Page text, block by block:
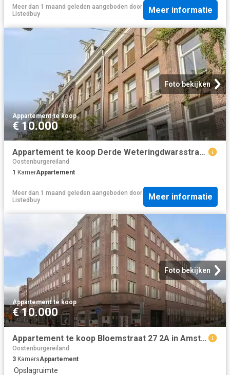
Meer dan 1 maand geleden aangeboden door
Listedbuy
Meer informatie
Foto bekijken
Appartement·te koop
€ 10.000
Appartement te koop Derde Weteringdwarsstraat 10 B in Amsterda.
Oostenburgereiland
1 KamerAppartement
Meer dan 1 maand geleden aangeboden door
Listedbuy
Meer informatie
Foto bekijken
Appartement·te koop
€ 10.000
Appartement te koop Bloemstraat 27 2A in Amsterdam voor € 690.
Oostenburgereiland
3 KamersAppartement
·Opslagruimte